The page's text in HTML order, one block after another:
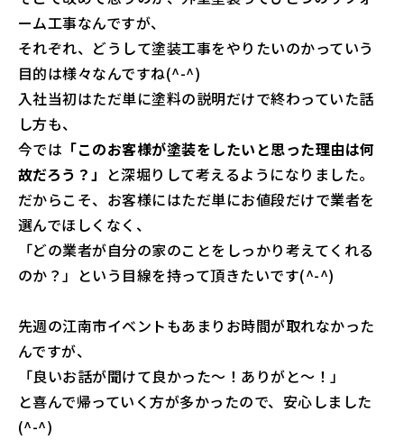
ーム工事なんですが、
それぞれ、どうして塗装工事をやりたいのかっていう
目的は様々なんですね(^-^)
入社当初はただ単に塗料の説明だけで終わっていた話
し方も、
今では 「このお客様が塗装をしたいと思った理由は何
故だろう？」 と深堀りして考えるようになりました。
だからこそ、お客様にはただ単にお値段だけで業者を
選んでほしくなく、
「どの業者が自分の家のことをしっかり考えてくれる
のか？」という目線を持って頂きたいです(^-^)
先週の江南市イベントもあまりお時間が取れなかった
んですが、
「良いお話が聞けて良かった～！ありがと～！」
と喜んで帰っていく方が多かったので、安心しました
(^-^)